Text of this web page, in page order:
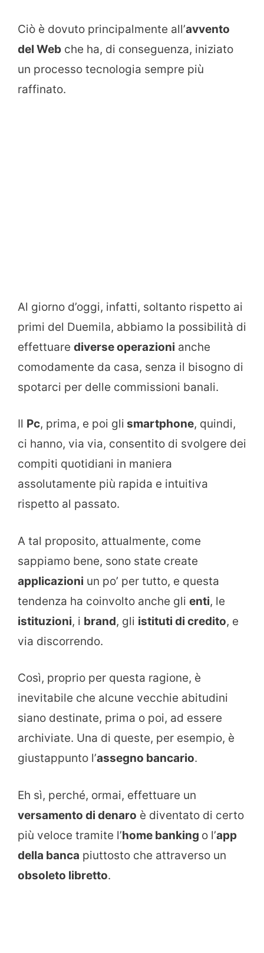
Ciò è dovuto principalmente all’avvento
del Web che ha, di conseguenza, iniziato
un processo tecnologia sempre più
raffinato.
Al giorno d’oggi, infatti, soltanto rispetto ai
primi del Duemila, abbiamo la possibilità di
effettuare diverse operazioni anche
comodamente da casa, senza il bisogno di
spotarci per delle commissioni banali.
Il Pc, prima, e poi gli smartphone, quindi,
ci hanno, via via, consentito di svolgere dei
compiti quotidiani in maniera
assolutamente più rapida e intuitiva
rispetto al passato.
A tal proposito, attualmente, come
sappiamo bene, sono state create
applicazioni un po’ per tutto, e questa
tendenza ha coinvolto anche gli enti, le
istituzioni, i brand, gli istituti di credito, e
via discorrendo.
Così, proprio per questa ragione, è
inevitabile che alcune vecchie abitudini
siano destinate, prima o poi, ad essere
archiviate. Una di queste, per esempio, è
giustappunto l’assegno bancario.
Eh sì, perché, ormai, effettuare un
versamento di denaro è diventato di certo
più veloce tramite l’home banking o l’app
della banca piuttosto che attraverso un
obsoleto libretto.